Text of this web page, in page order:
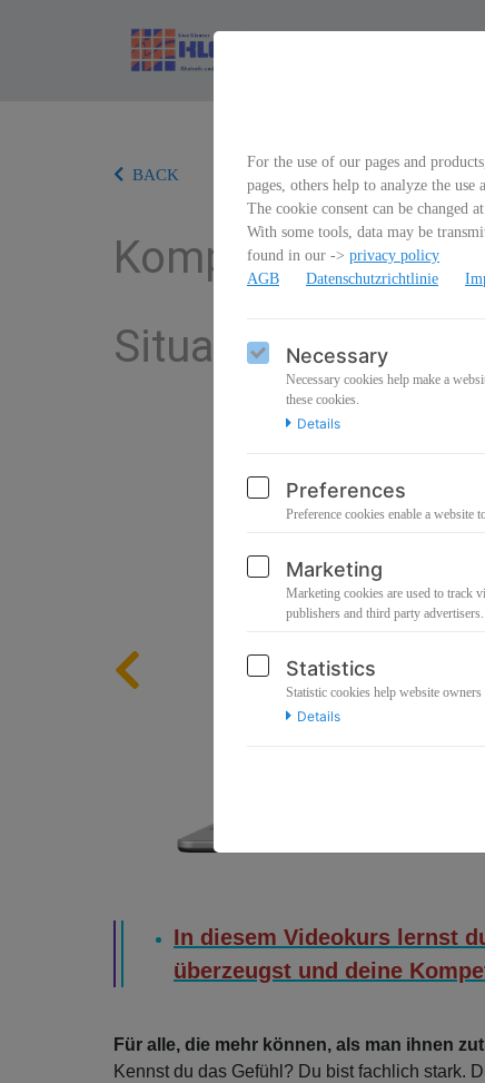
BACK
Kompetenz
Situationen.
In diesem Videokurs lernst
überzeugst und deine
Für alle, die mehr können, als man ihnen
Kennst du das Gefühl? Du bist fachlich stark.
For the use of our pages and
pages, others help to analyze the
The cookie consent can be changed
With some tools, data may be
found in our -> privacy policy
AGB
Datenschutzrichtlinie
Necessary
Necessary cookies help make a
these cookies.
Details
Preferences
Preference cookies enable a website
Marketing
Marketing cookies are used to track
publishers and third party advertisers.
Statistics
Statistic cookies help website
Details